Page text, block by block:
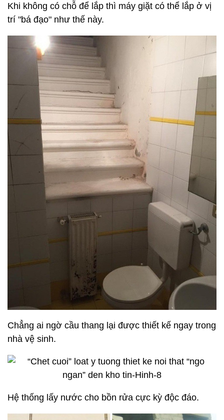
Khi không có chỗ để lắp thì máy giặt có thể lắp ở vị
trí "bá đạo" như thế này.
Chẳng ai ngờ cầu thang lại được thiết kế ngay trong
nhà vệ sinh.
Hệ thống lấy nước cho bồn rửa cực kỳ độc đáo.